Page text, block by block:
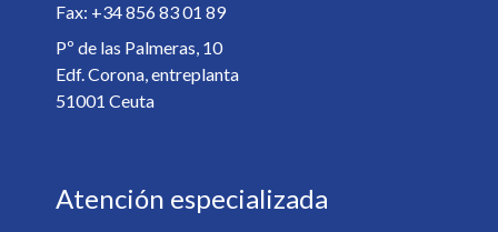
Fax: +34 856 83 01 89
Pº de las Palmeras, 10
Edf. Corona, entreplanta
51001 Ceuta
Atención especializada